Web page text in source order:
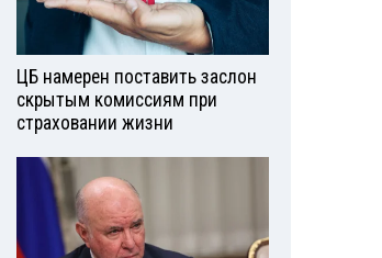
ЦБ намерен поставить заслон
скрытым комиссиям при
страховании жизни